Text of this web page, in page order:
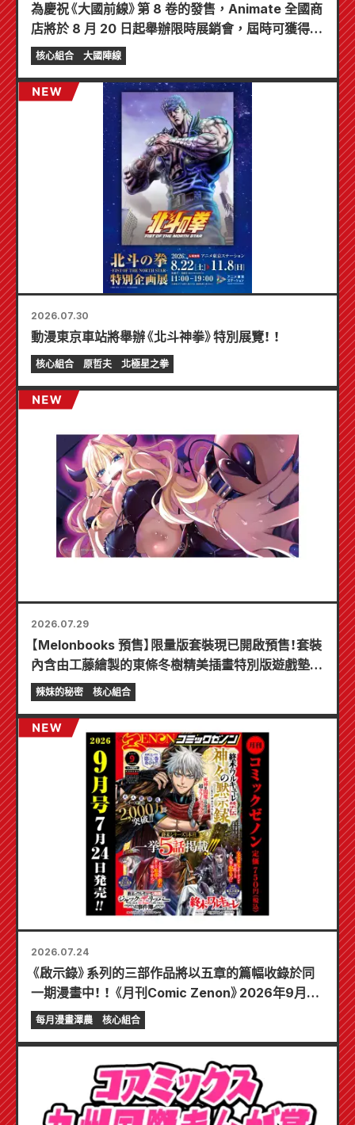
為慶祝《大國前線》第 8 卷的發售，Animate 全國商
店將於 8 月 20 日起舉辦限時展銷會，屆時可獲得特
製迷你卡片（共 4 種）！
核心組合 大國陣線
2026.07.30
動漫東京車站將舉辦《北斗神拳》特別展覽！ ！
核心組合 原哲夫 北極星之拳
2026.07.29
【Melonbooks 預售】限量版套裝現已開啟預售！套裝
內含由工藤繪製的東條冬樹精美插畫特別版遊戲墊！
《辣妹新娘的秘密》最新第6卷將於10月20日發售！
辣妹的秘密 核心組合
2026.07.24
《啟示錄》系列的三部作品將以五章的篇幅收錄於同
一期漫畫中！ ！ 《月刊Comic Zenon》2026年9月刊
將於7月24日發售！ ！
每月漫畫澤農 核心組合